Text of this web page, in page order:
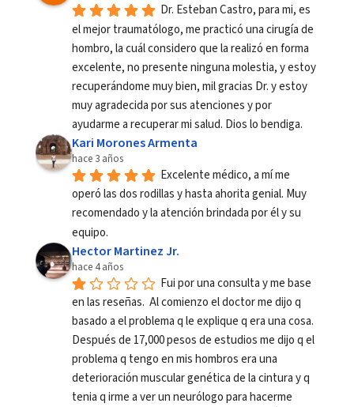
Dr. Esteban Castro, para mi, es
el mejor traumatólogo, me practicó una cirugía de
hombro, la cuál considero que la realizó en forma
excelente, no presente ninguna molestia, y estoy
recuperándome muy bien, mil gracias Dr. y estoy
muy agradecida por sus atenciones y por
ayudarme a recuperar mi salud. Dios lo bendiga.
Kari Morones Armenta
hace 3 años
Excelente médico, a mí me
operó las dos rodillas y hasta ahorita genial. Muy
recomendado y la atención brindada por él y su
equipo.
Hector Martinez Jr.
hace 4 años
Fui por una consulta y me base
en las reseñas.  Al comienzo el doctor me dijo q
basado a el problema q le explique q era una cosa.
Después de 17,000 pesos de estudios me dijo q el
problema q tengo en mis hombros era una
deterioración muscular genética de la cintura y q
tenia q irme a ver un neurólogo para hacerme